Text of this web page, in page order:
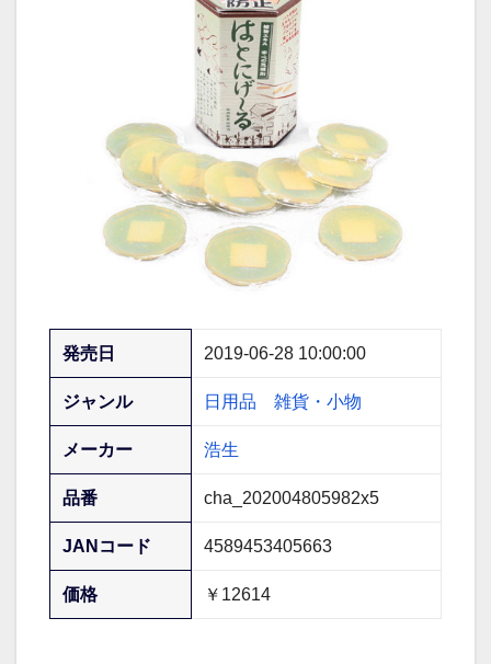
発売日 2019-06-28 10:00:00
ジャンル 日用品 雑貨・小物
メーカー 浩生
品番 cha_202004805982x5
JANコード 4589453405663
価格 ￥12614